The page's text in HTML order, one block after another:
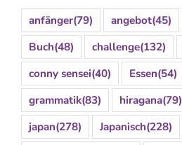
anfänger(79) angebot(45)
Buch(48) challenge(132)
conny sensei(40) Essen(54)
grammatik(83) hiragana(79)
japan(278) Japanisch(228)